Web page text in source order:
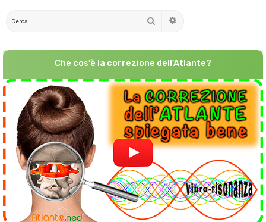
Cerca
Che cos'è la correzione dell'Atlante?